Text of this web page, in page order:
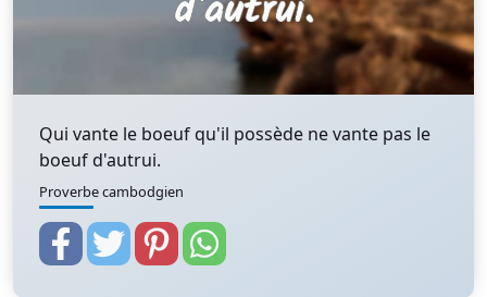
Qui vante le boeuf qu'il possède ne vante pas le
boeuf d'autrui.
Proverbe cambodgien